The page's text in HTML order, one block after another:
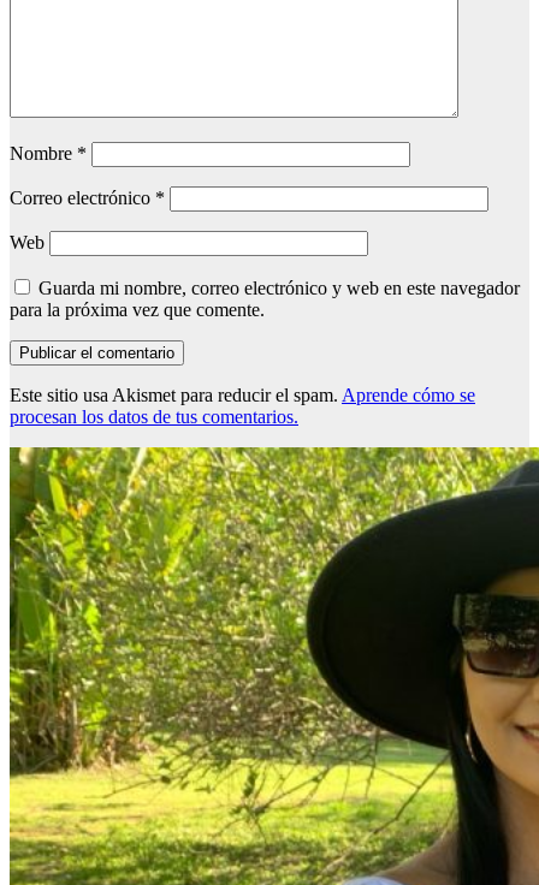
Nombre *
Correo electrónico *
Web
Guarda mi nombre, correo electrónico y web en este navegador
para la próxima vez que comente.
Este sitio usa Akismet para reducir el spam. Aprende cómo se
procesan los datos de tus comentarios.